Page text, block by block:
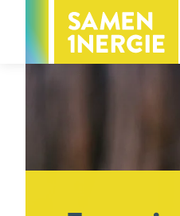
Voor inwoners